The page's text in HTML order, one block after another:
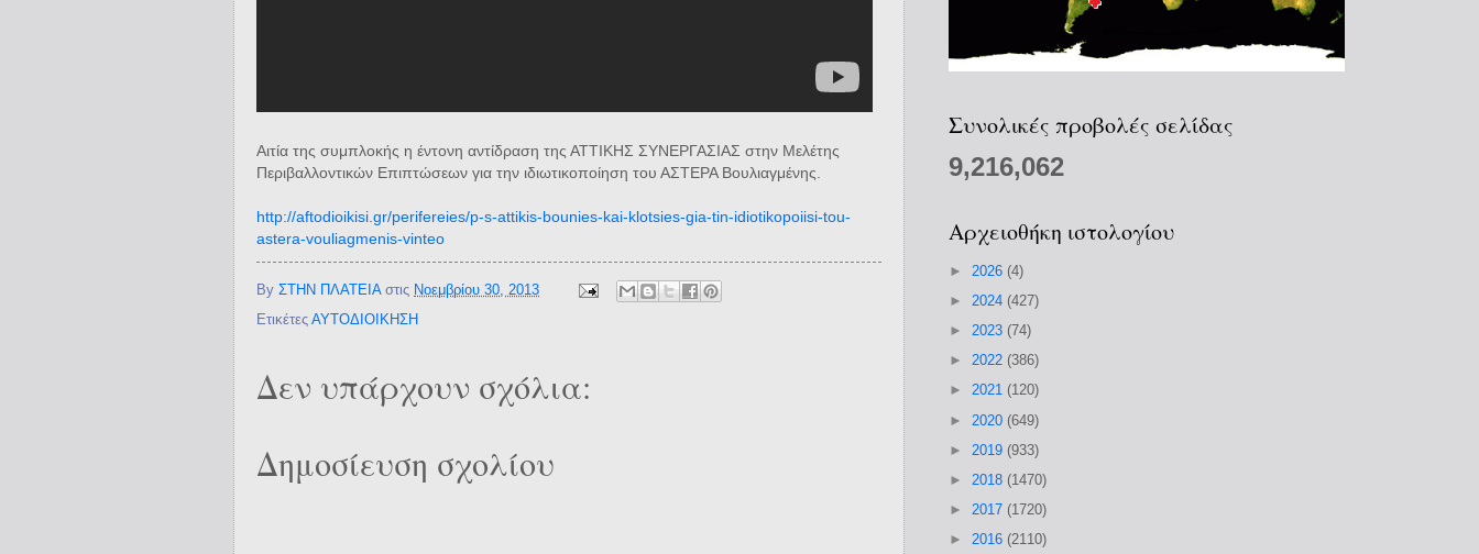
Αιτία της συμπλοκής η έντονη αντίδραση της ΑΤΤΙΚΗΣ ΣΥΝΕΡΓΑΣΙΑΣ στην Μελέτης
Περιβαλλοντικών Επιπτώσεων για την ιδιωτικοποίηση του ΑΣΤΕΡΑ Βουλιαγμένης.
http://aftodioikisi.gr/perifereies/p-s-attikis-bounies-kai-klotsies-gia-tin-idiotikopoiisi-tou-
astera-vouliagmenis-vinteo
By ΣΤΗΝ ΠΛΑΤΕΙΑ στις Νοεμβρίου 30, 2013
Ετικέτες ΑΥΤΟΔΙΟΙΚΗΣΗ
Δεν υπάρχουν σχόλια:
Δημοσίευση σχολίου
Συνολικές προβολές σελίδας
9,216,062
Αρχειοθήκη ιστολογίου
► 2026 (4)
► 2024 (427)
► 2023 (74)
► 2022 (386)
► 2021 (120)
► 2020 (649)
► 2019 (933)
► 2018 (1470)
► 2017 (1720)
► 2016 (2110)